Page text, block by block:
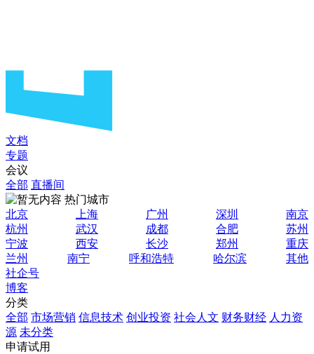
文档
专题
会议
全部 直播间
热门城市
北京
上海 广州 深圳
南京
杭州
武汉 成都 合肥
苏州
宁波
西安 长沙 郑州
重庆
兰州
南宁 呼和浩特 哈尔滨
其他
社企号
博客
分类
全部 市场营销 信息技术 创业投资 社会人文 财务财经 人力资
源 未分类
申请试用